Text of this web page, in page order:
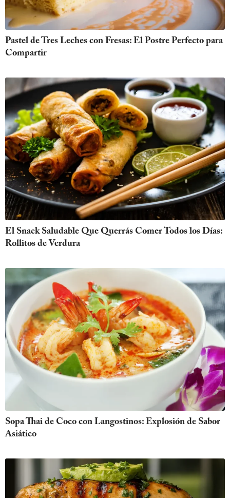
Pastel de Tres Leches con Fresas: El Postre Perfecto para
Compartir
El Snack Saludable Que Querrás Comer Todos los Días:
Rollitos de Verdura
Sopa Thai de Coco con Langostinos: Explosión de Sabor
Asiático